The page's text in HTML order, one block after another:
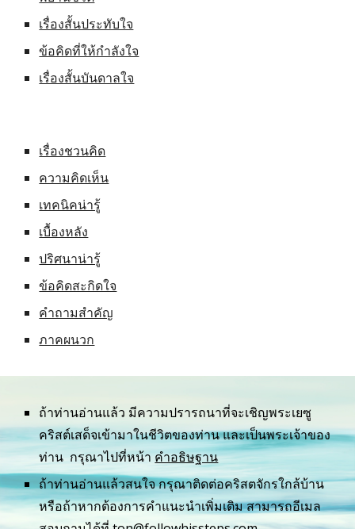
เรื่องสั้นประทับใจ
ข้อคิดที่ให้กำลังใจ
เรื่องสั้นบันดาลใจ
เรื่องชวนคิด
ความคิดเห็น
เทคนิคน่ารู้
เบื้องหลัง
ปริศนาน่ารู้
ข้อคิดสะกิดใจ
คำถามสำคัญ
ภาคผนวก
ถ้าท่านอ่านแล้ว มีความปรารถนาที่จะเชิญพระเยซู
คริสต์เสด็จเข้ามาในชีวิตของท่าน และเป็นพระเจ้าของ
ท่าน  กรุณาไปที่หน้า คำอธิษฐาน
ถ้าท่านอ่านแล้วสนใจ กรุณาติดต่อคริสตจักรใกล้บ้าน
หรือถ้าหากต้องการคำแนะนำเพิ่มเติม สามารถอีเมล